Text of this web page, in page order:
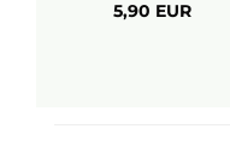
5,90 EUR